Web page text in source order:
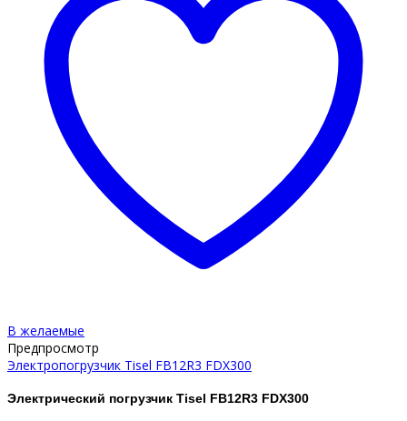
В желаемые
Предпросмотр
Электропогрузчик Tisel FB12R3 FDX300
Электрический погрузчик Tisel FB12R3 FDX300